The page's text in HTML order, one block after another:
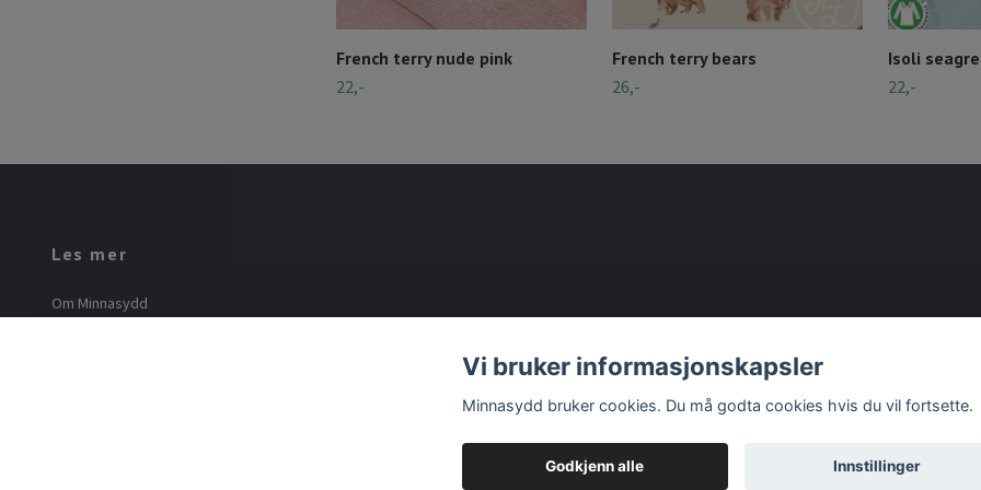
French terry nude pink
22,-
French terry bears
26,-
Isoli
22,-
Les mer
Om Minnasydd
Vi bruker informasjonskapsler
Minnasydd bruker cookies. Du må godta cookies hvis du vil fortsette.
Godkjenn alle Innstillinger